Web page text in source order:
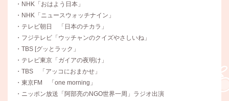
・NHK「おはよう日本」
・NHK「ニュースウォッチナイン」
・テレビ朝日 「日本のチカラ」
・フジテレビ「ウッチャンのクイズやさしいね」
・TBS [グッとラック」
・テレビ東京「ガイアの夜明け」
・TBS 「アッコにおまかせ」
・東京FM 「one morning」
・ニッポン放送「阿部亮のNGO世界一周」ラジオ出演